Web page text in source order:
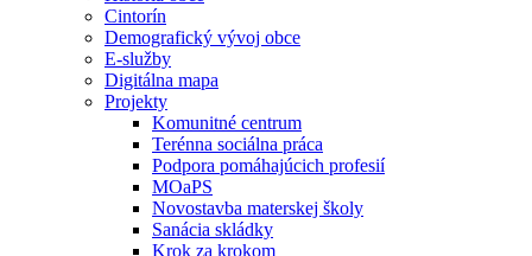
Cintorín
Demografický vývoj obce
E-služby
Digitálna mapa
Projekty
Komunitné centrum
Terénna sociálna práca
Podpora pomáhajúcich profesií
MOaPS
Novostavba materskej školy
Sanácia skládky
Krok za krokom